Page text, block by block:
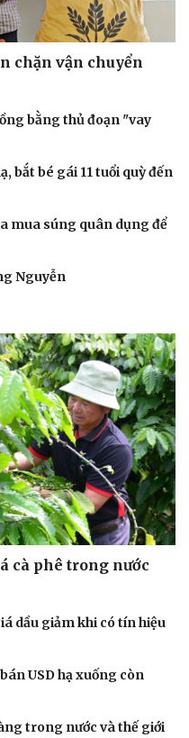
chặn vận chuyển
bằng thủ đoạn "vay
bắt bé gái 11 tuổi quỳ đến
mua súng quân dụng để
Nguyễn
cà phê trong nước
dầu giảm khi có tín hiệu
USD hạ xuống còn
trong nước và thế giới